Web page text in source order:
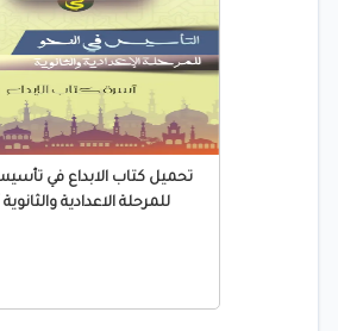
تحميل كتاب الابداع في
للمرحلة الاعدادية والثانوية PDF